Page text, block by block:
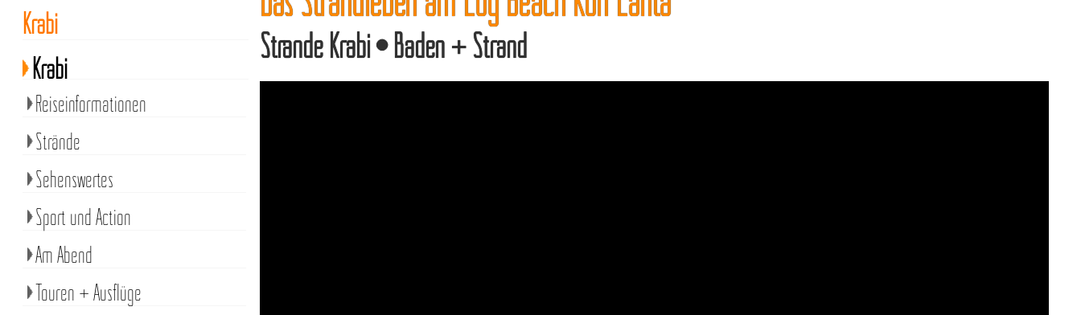
Strände Krabi • Baden + Strand
Krabi
Krabi
Reiseinformationen
Strände
Sehenswertes
Sport und Action
Am Abend
Touren + Ausflüge